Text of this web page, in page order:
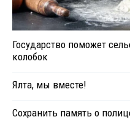
Государство поможет
колобок
Ялта, мы вместе!
Сохранить память о